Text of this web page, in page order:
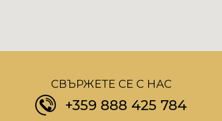
СВЪРЖЕТЕ СЕ С НАС
+359 888 425 784